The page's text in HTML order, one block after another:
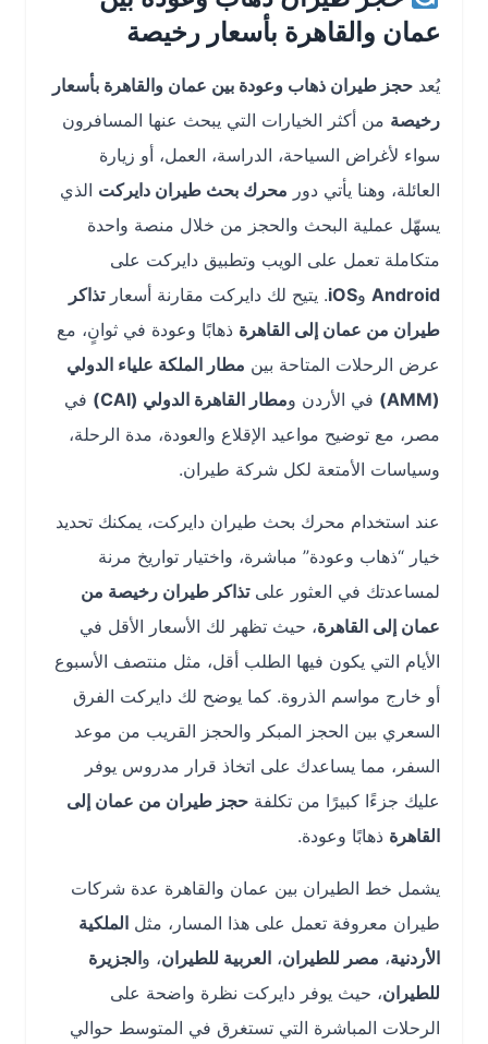
عمان والقاهرة بأسعار رخيصة
حجز طيران ذهاب وعودة بين عمان والقاهرة بأسعار
رخيصة من أكثر الخيارات التي يبحث عنها المسافرون
سواء لأغراض السياحة، الدراسة، العمل، أو زيارة
العائلة، وهنا يأتي دور محرك بحث طيران دايركتالذي
يسهّل عملية البحث والحجز من خلال منصة واحدة
متكاملة تعمل على الويب وتطبيق دايركت على
AndroidوiOS . يتيح لك دايركت مقارنة أسعارتذاكر
طيران من عمان إلى القاهرةذهابًا وعودة في ثوانٍ، مع
عرض الرحلات المتاحة بينمطار الملكة علياء الدولي
في الأردن ومطار القاهرة الدولي (CAI)
في
مصر، مع توضيح مواعيد الإقلاع والعودة، مدة الرحلة،
وسياسات الأمتعة لكل شركة طيران.
عند استخدام محرك بحث طيران دايركت، يمكنك تحديد
خيار “ذهاب وعودة” مباشرة، واختيار تواريخ مرنة
لمساعدتك في العثور على تذاكر طيران رخيصة من
عمان إلى القاهرة، حيث تظهر لك الأسعار الأقل في
الأيام التي يكون فيها الطلب أقل، مثل منتصف الأسبوع
أو خارج مواسم الذروة. كما يوضح لك دايركت الفرق
السعري بين الحجز المبكر والحجز القريب من موعد
السفر، مما يساعدك على اتخاذ قرار مدروس يوفر
عليك جزءًا كبيرًا من تكلفة حجز طيران من عمان إلى
القاهرةذهابًا وعودة.
يشمل خط الطيران بين عمان والقاهرة عدة شركات
طيران معروفة تعمل على هذا المسار، مثل الملكية
الأردنية،مصر للطيران،العربية للطيران، والجزيرة
للطيران، حيث يوفر دايركت نظرة واضحة على
الرحلات المباشرة التي تستغرق في المتوسط حوالي